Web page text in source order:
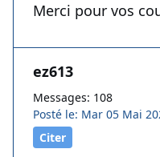
Merci pour vos
ez613
Messages: 108
Posté le: Mar 05 Mai
Citer